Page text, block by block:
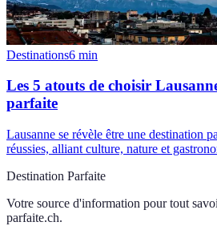
Destinations6 min
Les 5 atouts de choisir
parfaite
Lausanne se révèle être une destination
réussies, alliant culture, nature et
Destination Parfaite
Votre source d'information pour tout
parfaite.ch.